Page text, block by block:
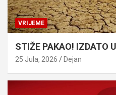
VRIJEME
STIŽE PAKAO! IZDATO
25 Jula, 2026 Dejan